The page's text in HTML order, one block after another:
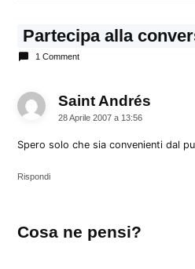
Partecipa alla
1 Comment
Saint Andrés
28 Aprile 2007 a 13:56
Spero solo che sia convenienti dal
Rispondi
un
Cosa ne pensi?